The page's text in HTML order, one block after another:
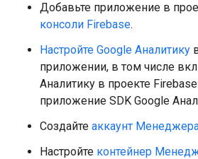
Добавьте приложение в
консоли Firebase.
Настройте Google Аналитику
приложении, в том числе
Аналитику в проекте
приложение SDK Google
Создайте аккаунт
Настройте контейнер